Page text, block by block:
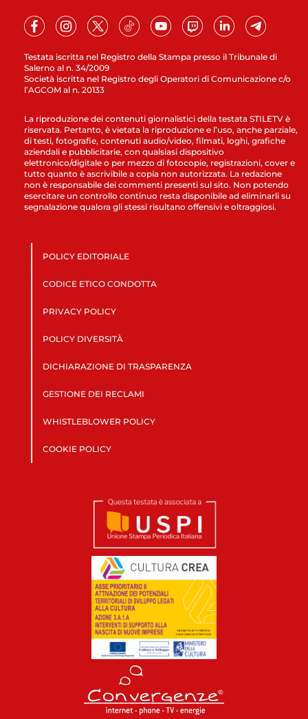
Testata iscritta nel Registro della Stampa presso il Tribunale di
Salerno al n. 34/2009
Società iscritta nel Registro degli Operatori di Comunicazione c/o
l’AGCOM al n. 20133
La riproduzione dei contenuti giornalistici della testata STILETV è
riservata. Pertanto, è vietata la riproduzione e l’uso, anche parziale,
di testi, fotografie, contenuti audio/video, filmati, loghi, grafiche
aziendali e pubblicitarie, con qualsiasi dispositivo
elettronico/digitale o per mezzo di fotocopie, registrazioni, cover e
tutto quanto è ascrivibile a copia non autorizzata. La redazione
non è responsabile dei commenti presenti sul sito. Non potendo
esercitare un controllo continuo resta disponibile ad eliminarli su
segnalazione qualora gli stessi risultano offensivi e oltraggiosi.
POLICY EDITORIALE
CODICE ETICO CONDOTTA
PRIVACY POLICY
POLICY DIVERSITÀ
DICHIARAZIONE DI TRASPARENZA
GESTIONE DEI RECLAMI
WHISTLEBLOWER POLICY
COOKIE POLICY